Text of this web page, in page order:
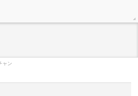
ャン